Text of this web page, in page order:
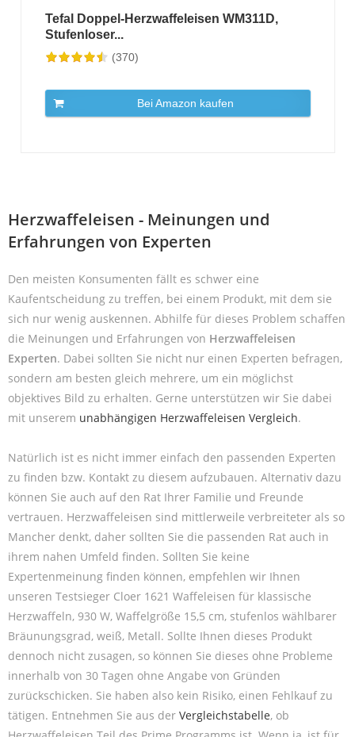
Tefal Doppel-Herzwaffeleisen WM311D,
Stufenloser...
(370)
Bei Amazon kaufen
Herzwaffeleisen - Meinungen und
Erfahrungen von Experten
Den meisten Konsumenten fällt es schwer eine
Kaufentscheidung zu treffen, bei einem Produkt, mit dem sie
sich nur wenig auskennen. Abhilfe für dieses Problem schaffen
die Meinungen und Erfahrungen von Herzwaffeleisen
Experten. Dabei sollten Sie nicht nur einen Experten befragen,
sondern am besten gleich mehrere, um ein möglichst
objektives Bild zu erhalten. Gerne unterstützen wir Sie dabei
mit unserem unabhängigen Herzwaffeleisen Vergleich.
Natürlich ist es nicht immer einfach den passenden Experten
zu finden bzw. Kontakt zu diesem aufzubauen. Alternativ dazu
können Sie auch auf den Rat Ihrer Familie und Freunde
vertrauen. Herzwaffeleisen sind mittlerweile verbreiteter als so
Mancher denkt, daher sollten Sie die passenden Rat auch in
ihrem nahen Umfeld finden. Sollten Sie keine
Expertenmeinung finden können, empfehlen wir Ihnen
unseren Testsieger Cloer 1621 Waffeleisen für klassische
Herzwaffeln, 930 W, Waffelgröße 15,5 cm, stufenlos wählbarer
Bräunungsgrad, weiß, Metall. Sollte Ihnen dieses Produkt
dennoch nicht zusagen, so können Sie dieses ohne Probleme
innerhalb von 30 Tagen ohne Angabe von Gründen
zurückschicken. Sie haben also kein Risiko, einen Fehlkauf zu
tätigen. Entnehmen Sie aus der Vergleichstabelle, ob